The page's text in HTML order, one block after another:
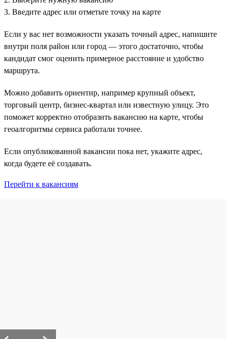
3. Введите адрес или отметьте точку на карте
Если у вас нет возможности указать точный адрес, напишите
внутри поля район или город — этого достаточно, чтобы
кандидат смог оценить примерное расстояние и удобство
маршрута.
Можно добавить ориентир, например крупный объект,
торговый центр, бизнес-квартал или известную улицу. Это
поможет корректно отобразить вакансию на карте, чтобы
геоалгоритмы сервиса работали точнее.
Если опубликованной вакансии пока нет, укажите адрес,
когда будете её создавать.
Перейти к вакансиям